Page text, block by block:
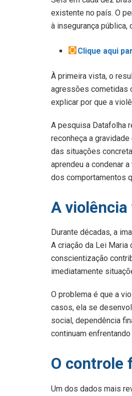
existente no país. O
à insegurança pública,
Clique aqui
À primeira vista, o
agressões cometidas
explicar por que a
A pesquisa Datafolha
reconheça a
das situações
aprendeu a condenar
dos comportamentos
A
Durante décadas, a
A criação da Lei Maria
conscientização
imediatamente
O problema é que a
casos, ela se
social, dependência
continuam
O controle
Um dos dados mais